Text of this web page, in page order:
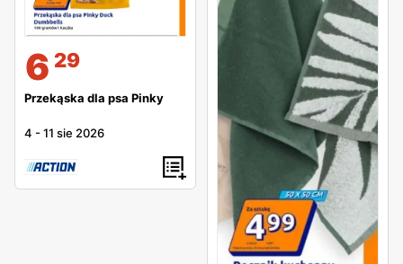
6 29
Przekąska dla psa Pinky
4 -11 sie 2026